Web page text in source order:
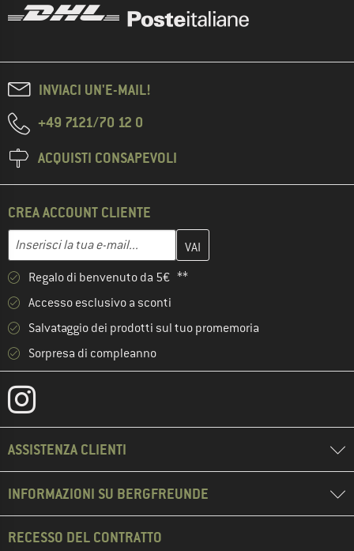
INVIACI UN'E-MAIL!
+49 7121/70 12 0
ACQUISTI CONSAPEVOLI
CREA ACCOUNT CLIENTE
Indirizzo e-mail
Inserisci qui il tuo indirizzo e-mail e crea il tuo account cliente
Regalo di benvenuto da 5€ **
Accesso esclusivo a sconti
Salvataggio dei prodotti sul tuo promemoria
Sorpresa di compleanno
ASSISTENZA CLIENTI
INFORMAZIONI SU BERGFREUNDE
RECESSO DEL CONTRATTO